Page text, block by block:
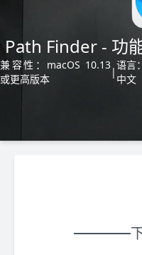
Path Finder - 功
兼容性：macOS 10.13
或更高版本
|
语言
中文